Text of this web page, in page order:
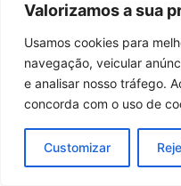
Valorizamos a sua
Usamos cookies para
navegação, veicular
e analisar nosso tráfego.
concorda com o uso de
Customizar